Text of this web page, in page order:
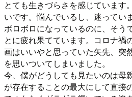
とても生きづらさを感じています
いです。悩んでいるし、迷ってい
ボロボロになっているのに、そう
とに疲れ果てています。コロナ禍
画はいいやと思っていた矢先、突
を思いついてしまいました。
今、僕がどうしても見たいのは母
が存在することの最大にして直接